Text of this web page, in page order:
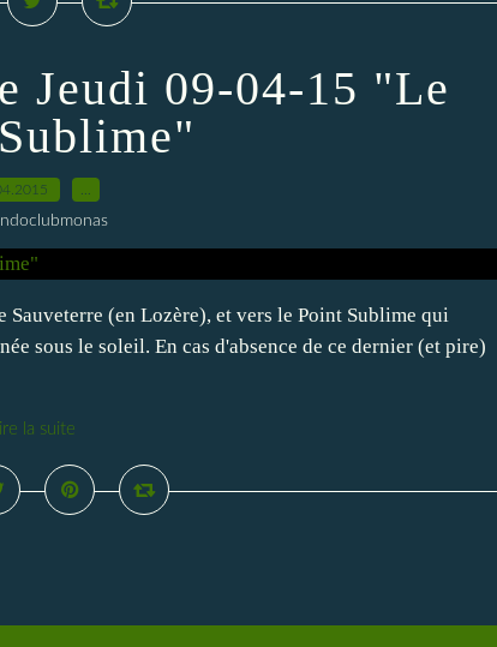
Jeudi 09-04-15 "Le
Sauveterre (en Lozère), et vers le Point Sublime qui
sous le soleil. En cas d'absence de ce dernier (et pire)
la suite